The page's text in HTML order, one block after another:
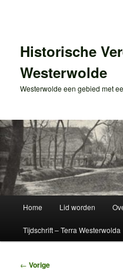
inhoudHistorische
Westerwolde
Westerwolde een gebied met
Home Lid worden
Tijdschrift – Terra Westerwolda
Bericht
← Vorige